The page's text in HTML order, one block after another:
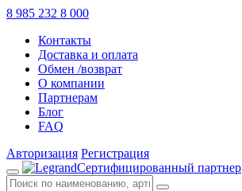
8 985 232 8 000
Контакты
Доставка и оплата
Обмен /возврат
О компании
Партнерам
Блог
FAQ
Авторизация Регистрация
Сертифицированный партнер